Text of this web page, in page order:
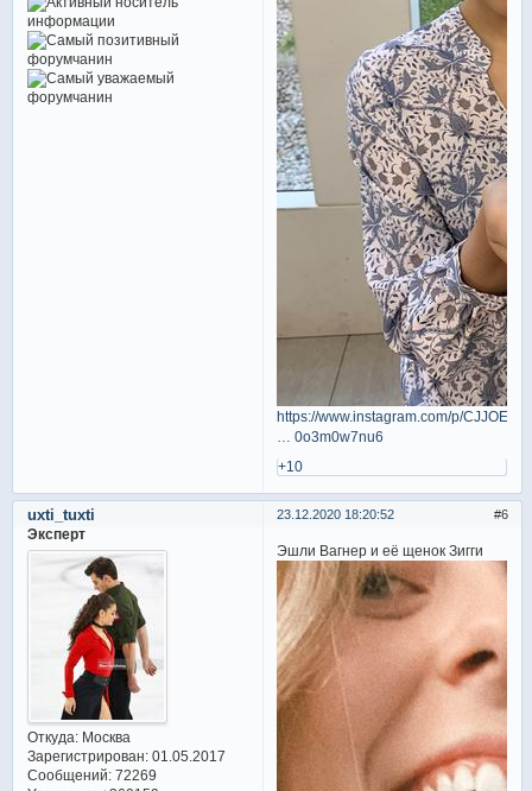
https://www.instagram.com/p/
… 0o3m0w7nu6
+10
6
23.12.2020 18:20:52
uxti_tuxti
Эксперт
Откуда:Москва
Зарегистрирован: 01.05.2017
Сообщений:72269
Эшли Вагнер и её щенок Зигги